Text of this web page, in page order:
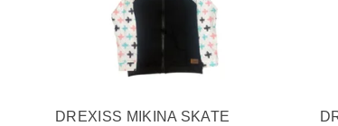
DREXISS MIKINA SKATE